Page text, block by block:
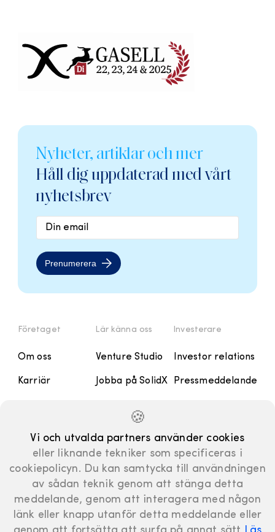
Nyheter, artiklar och mer
Håll dig uppdaterad med vårt
nyhetsbrev
Prenumerera
Företaget
Om oss
Karriär
Lär känna oss
Venture Studio
Jobba på SolidX
Investerare
Investor relations
Pressmeddelande
Finansiell
kalender
Bolagsstyrning
🍪
Vi och utvalda partners använder cookies
eller liknande tekniker som specificeras i
cookiepolicyn. Du kan samtycka till användningen
av sådan teknik genom att stänga detta
meddelande, genom att interagera med någon
länk eller knapp utanför detta meddelande eller